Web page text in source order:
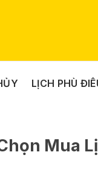
LỊCH PHÙ
Mua